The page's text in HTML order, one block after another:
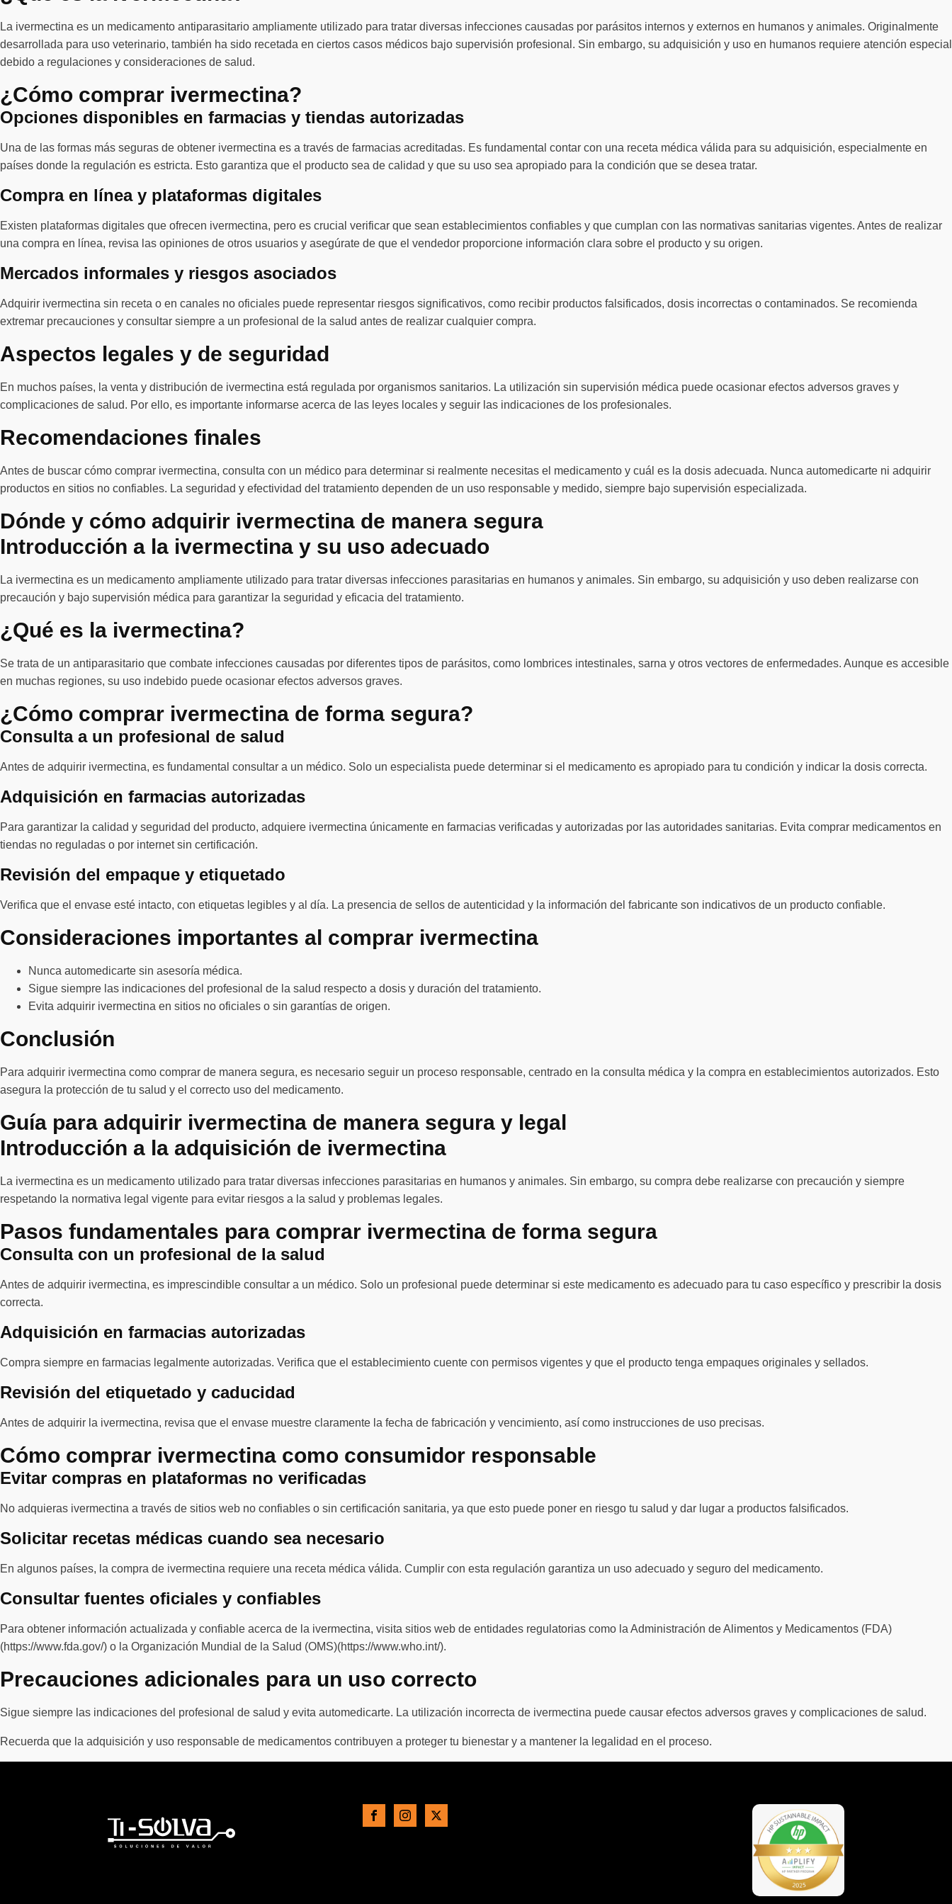
La ivermectina es un medicamento antiparasitario ampliamente utilizado para tratar diversas infecciones causadas por parásitos internos y externos en humanos y animales. Originalmente
desarrollada para uso veterinario, también ha sido recetada en ciertos casos médicos bajo supervisión profesional. Sin embargo, su adquisición y uso en humanos requiere atención especial
debido a regulaciones y consideraciones de salud.
¿Cómo comprar ivermectina?
Opciones disponibles en farmacias y tiendas autorizadas
Una de las formas más seguras de obtener ivermectina es a través de farmacias acreditadas. Es fundamental contar con una receta médica válida para su adquisición, especialmente en
países donde la regulación es estricta. Esto garantiza que el producto sea de calidad y que su uso sea apropiado para la condición que se desea tratar.
Compra en línea y plataformas digitales
Existen plataformas digitales que ofrecen ivermectina, pero es crucial verificar que sean establecimientos confiables y que cumplan con las normativas sanitarias vigentes. Antes de realizar
una compra en línea, revisa las opiniones de otros usuarios y asegúrate de que el vendedor proporcione información clara sobre el producto y su origen.
Mercados informales y riesgos asociados
Adquirir ivermectina sin receta o en canales no oficiales puede representar riesgos significativos, como recibir productos falsificados, dosis incorrectas o contaminados. Se recomienda
extremar precauciones y consultar siempre a un profesional de la salud antes de realizar cualquier compra.
Aspectos legales y de seguridad
En muchos países, la venta y distribución de ivermectina está regulada por organismos sanitarios. La utilización sin supervisión médica puede ocasionar efectos adversos graves y
complicaciones de salud. Por ello, es importante informarse acerca de las leyes locales y seguir las indicaciones de los profesionales.
Recomendaciones finales
Antes de buscar cómo comprar ivermectina, consulta con un médico para determinar si realmente necesitas el medicamento y cuál es la dosis adecuada. Nunca automedicarte ni adquirir
productos en sitios no confiables. La seguridad y efectividad del tratamiento dependen de un uso responsable y medido, siempre bajo supervisión especializada.
Dónde y cómo adquirir ivermectina de manera segura
Introducción a la ivermectina y su uso adecuado
La ivermectina es un medicamento ampliamente utilizado para tratar diversas infecciones parasitarias en humanos y animales. Sin embargo, su adquisición y uso deben realizarse con
precaución y bajo supervisión médica para garantizar la seguridad y eficacia del tratamiento.
¿Qué es la ivermectina?
Se trata de un antiparasitario que combate infecciones causadas por diferentes tipos de parásitos, como lombrices intestinales, sarna y otros vectores de enfermedades. Aunque es accesible
en muchas regiones, su uso indebido puede ocasionar efectos adversos graves.
¿Cómo comprar ivermectina de forma segura?
Consulta a un profesional de salud
Antes de adquirir ivermectina, es fundamental consultar a un médico. Solo un especialista puede determinar si el medicamento es apropiado para tu condición y indicar la dosis correcta.
Adquisición en farmacias autorizadas
Para garantizar la calidad y seguridad del producto, adquiere ivermectina únicamente en farmacias verificadas y autorizadas por las autoridades sanitarias. Evita comprar medicamentos en
tiendas no reguladas o por internet sin certificación.
Revisión del empaque y etiquetado
Verifica que el envase esté intacto, con etiquetas legibles y al día. La presencia de sellos de autenticidad y la información del fabricante son indicativos de un producto confiable.
Consideraciones importantes al comprar ivermectina
Nunca automedicarte sin asesoría médica.
Sigue siempre las indicaciones del profesional de la salud respecto a dosis y duración del tratamiento.
Evita adquirir ivermectina en sitios no oficiales o sin garantías de origen.
Conclusión
Para adquirir ivermectina como comprar de manera segura, es necesario seguir un proceso responsable, centrado en la consulta médica y la compra en establecimientos autorizados. Esto
asegura la protección de tu salud y el correcto uso del medicamento.
Guía para adquirir ivermectina de manera segura y legal
Introducción a la adquisición de ivermectina
La ivermectina es un medicamento utilizado para tratar diversas infecciones parasitarias en humanos y animales. Sin embargo, su compra debe realizarse con precaución y siempre
respetando la normativa legal vigente para evitar riesgos a la salud y problemas legales.
Pasos fundamentales para comprar ivermectina de forma segura
Consulta con un profesional de la salud
Antes de adquirir ivermectina, es imprescindible consultar a un médico. Solo un profesional puede determinar si este medicamento es adecuado para tu caso específico y prescribir la dosis
correcta.
Adquisición en farmacias autorizadas
Compra siempre en farmacias legalmente autorizadas. Verifica que el establecimiento cuente con permisos vigentes y que el producto tenga empaques originales y sellados.
Revisión del etiquetado y caducidad
Antes de adquirir la ivermectina, revisa que el envase muestre claramente la fecha de fabricación y vencimiento, así como instrucciones de uso precisas.
Cómo comprar ivermectina como consumidor responsable
Evitar compras en plataformas no verificadas
No adquieras ivermectina a través de sitios web no confiables o sin certificación sanitaria, ya que esto puede poner en riesgo tu salud y dar lugar a productos falsificados.
Solicitar recetas médicas cuando sea necesario
En algunos países, la compra de ivermectina requiere una receta médica válida. Cumplir con esta regulación garantiza un uso adecuado y seguro del medicamento.
Consultar fuentes oficiales y confiables
Para obtener información actualizada y confiable acerca de la ivermectina, visita sitios web de entidades regulatorias como la Administración de Alimentos y Medicamentos (FDA)
(https://www.fda.gov/) o la Organización Mundial de la Salud (OMS)(https://www.who.int/).
Precauciones adicionales para un uso correcto
Sigue siempre las indicaciones del profesional de salud y evita automedicarte. La utilización incorrecta de ivermectina puede causar efectos adversos graves y complicaciones de salud.
Recuerda que la adquisición y uso responsable de medicamentos contribuyen a proteger tu bienestar y a mantener la legalidad en el proceso.